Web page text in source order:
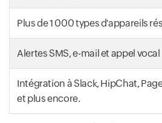
Plus de 1 000 types d'appareils
Alertes SMS, e-mail et appel vocal
Intégration à Slack, HipChat,
et plus encore.